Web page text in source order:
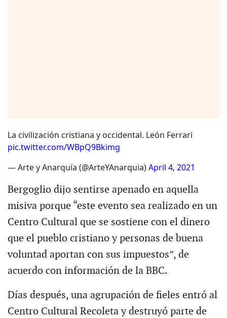
La civilización cristiana y occidental. León Ferrari
pic.twitter.com/WBpQ9Bkimg
— Arte y Anarquía (@ArteYAnarquia)April 4, 2021
Bergoglio dijo sentirse apenado en aquella
misiva porque “este evento sea realizado en un
Centro Cultural que se sostiene con el dinero
que el pueblo cristiano y personas de buena
voluntad aportan con sus impuestos”, de
acuerdo con información de la BBC.
Días después, una agrupación de fieles entró al
Centro Cultural Recoleta y destruyó parte de